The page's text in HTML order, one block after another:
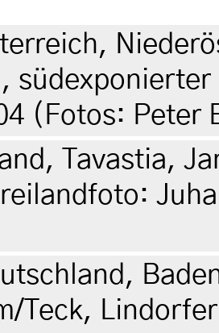
(Fotos: Peter
Tavastia,
Teck,